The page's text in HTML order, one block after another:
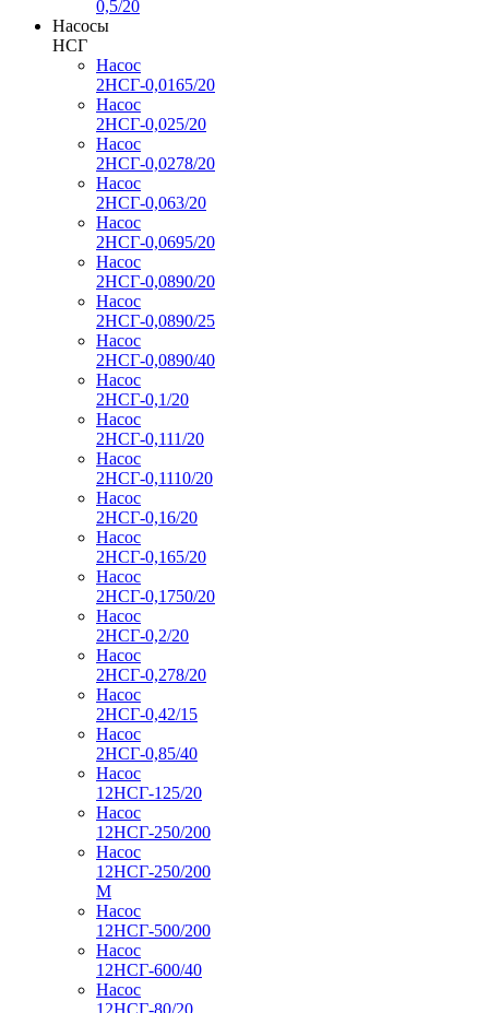
0,5/20
Насосы
НСГ
Насос
2НСГ-0,0165/20
Насос
2НСГ-0,025/20
Насос
2НСГ-0,0278/20
Насос
2НСГ-0,063/20
Насос
2НСГ-0,0695/20
Насос
2НСГ-0,0890/20
Насос
2НСГ-0,0890/25
Насос
2НСГ-0,0890/40
Насос
2НСГ-0,1/20
Насос
2НСГ-0,111/20
Насос
2НСГ-0,1110/20
Насос
2НСГ-0,16/20
Насос
2НСГ-0,165/20
Насос
2НСГ-0,1750/20
Насос
2НСГ-0,2/20
Насос
2НСГ-0,278/20
Насос
2НСГ-0,42/15
Насос
2НСГ-0,85/40
Насос
12НСГ-125/20
Насос
12НСГ-250/200
Насос
12НСГ-250/200
М
Насос
12НСГ-500/200
Насос
12НСГ-600/40
Насос